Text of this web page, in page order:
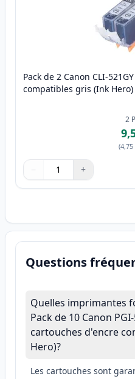
Pack de 2 Canon CLI-
compatibles gris (Ink Hero)
2
(4,75
Quantité
Utilisez les boutons pour
− +
Quantité
Questions
Quelles imprimantes
Pack de 10 Canon
cartouches d'encre
Hero)?
Les cartouches sont